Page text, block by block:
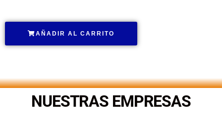
AÑADIR AL CARRITO
NUESTRAS EMPRESAS